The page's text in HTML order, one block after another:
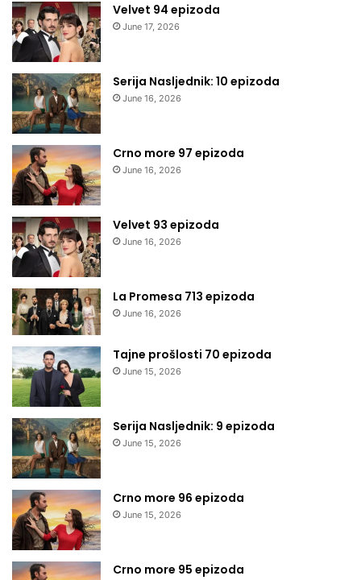
Velvet 94 epizoda
June 17, 2026
Serija Nasljednik: 10 epizoda
June 16, 2026
Crno more 97 epizoda
June 16, 2026
Velvet 93 epizoda
June 16, 2026
La Promesa 713 epizoda
June 16, 2026
Tajne prošlosti 70 epizoda
June 15, 2026
Serija Nasljednik: 9 epizoda
June 15, 2026
Crno more 96 epizoda
June 15, 2026
Crno more 95 epizoda